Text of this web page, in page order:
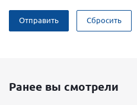
Отправить Сбросить
Ранее вы смотрели